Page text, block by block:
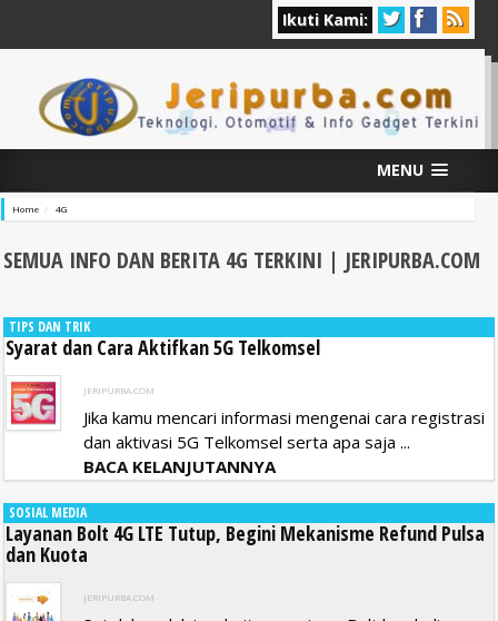
Ikuti Kami:
MENU
Home 4G
SEMUA INFO DAN BERITA 4G TERKINI | JERIPURBA.COM
TIPS DAN TRIK
Syarat dan Cara Aktifkan 5G Telkomsel
JERIPURBA.COM
Jika kamu mencari informasi mengenai cara registrasi
dan aktivasi 5G Telkomsel serta apa saja ...
BACA KELANJUTANNYA
SOSIAL MEDIA
Layanan Bolt 4G LTE Tutup, Begini Mekanisme Refund Pulsa
dan Kuota
JERIPURBA.COM